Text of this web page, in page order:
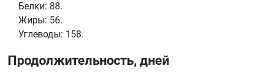
Белки: 88.
Жиры: 56.
Углеводы: 158.
Продолжительность, дней